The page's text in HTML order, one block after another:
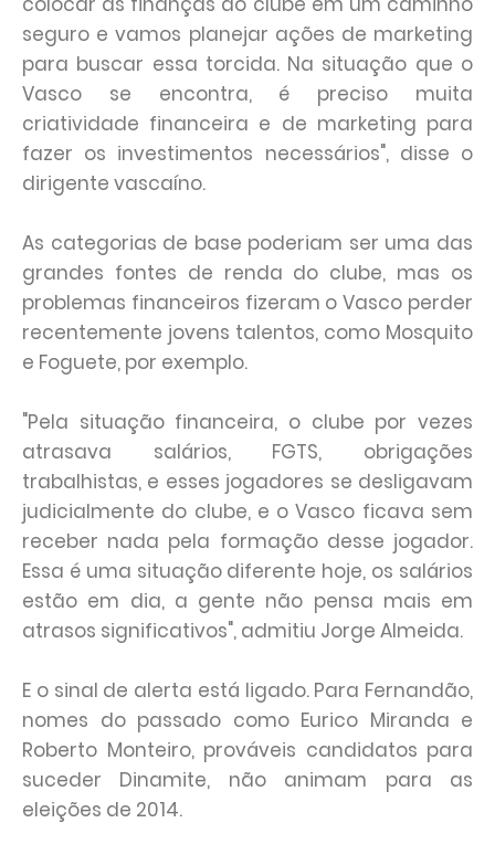
seguro e vamos planejar ações de marketing
para buscar essa torcida. Na situação que o
Vasco se encontra, é preciso muita
criatividade financeira e de marketing para
fazer os investimentos necessários", disse o
dirigente vascaíno.
As categorias de base poderiam ser uma das
grandes fontes de renda do clube, mas os
problemas financeiros fizeram o Vasco perder
recentemente jovens talentos, como Mosquito
e Foguete, por exemplo.
"Pela situação financeira, o clube por vezes
atrasava salários, FGTS, obrigações
trabalhistas, e esses jogadores se desligavam
judicialmente do clube, e o Vasco ficava sem
receber nada pela formação desse jogador.
Essa é uma situação diferente hoje, os salários
estão em dia, a gente não pensa mais em
atrasos significativos", admitiu Jorge Almeida.
E o sinal de alerta está ligado. Para Fernandão,
nomes do passado como Eurico Miranda e
Roberto Monteiro, prováveis candidatos para
suceder Dinamite, não animam para as
eleições de 2014.